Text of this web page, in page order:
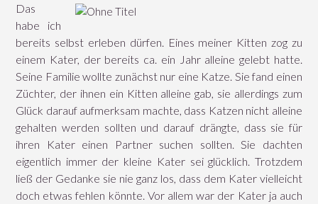
Das
habe ich
bereits selbst erleben dürfen. Eines meiner Kitten zog zu
einem Kater, der bereits ca. ein Jahr alleine gelebt hatte.
Seine Familie wollte zunächst nur eine Katze. Sie fand einen
Züchter, der ihnen ein Kitten alleine gab, sie allerdings zum
Glück darauf aufmerksam machte, dass Katzen nicht alleine
gehalten werden sollten und darauf drängte, dass sie für
ihren Kater einen Partner suchen sollten. Sie dachten
eigentlich immer der kleine Kater sei glücklich. Trotzdem
ließ der Gedanke sie nie ganz los, dass dem Kater vielleicht
doch etwas fehlen könnte. Vor allem war der Kater ja auch